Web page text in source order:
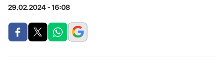
29.02.2024 - 16:08